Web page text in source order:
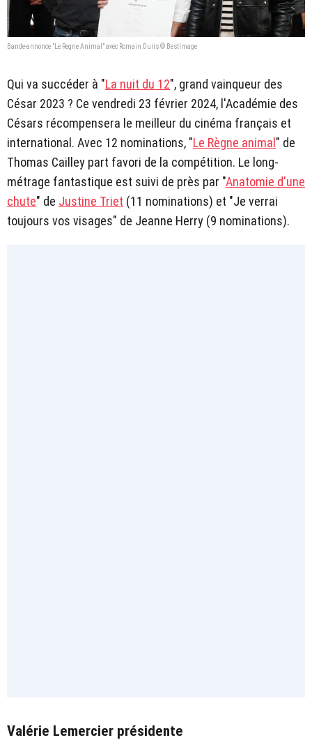
Bande-annonce "Le Regne Animal" avec Romain Duris © BestImage
Qui va succéder à "La nuit du 12", grand vainqueur des
César 2023 ? Ce vendredi 23 février 2024, l'Académie des
Césars récompensera le meilleur du cinéma français et
international. Avec 12 nominations, "Le Règne animal" de
Thomas Cailley part favori de la compétition. Le long-
métrage fantastique est suivi de près par "Anatomie d'une
chute" de Justine Triet (11 nominations) et "Je verrai
toujours vos visages" de Jeanne Herry (9 nominations).
Valérie Lemercier présidente